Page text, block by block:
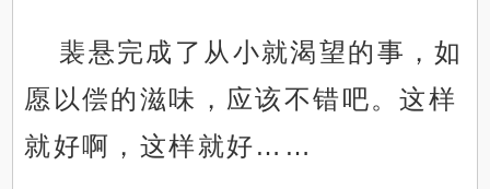
裴悬完成了从小就渴望的事，如
愿以偿的滋味，应该不错吧。这样
就好啊，这样就好……